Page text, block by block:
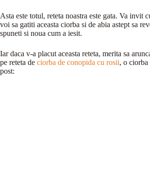
Asta este totul, reteta noastra este gata. Va invit
voi sa gatiti aceasta ciorba si de abia astept sa
spuneti si noua cum a iesit.
Iar daca v-a placut aceasta reteta, merita sa
pe reteta de ciorba de conopida cu rosii, o ciorba
post: